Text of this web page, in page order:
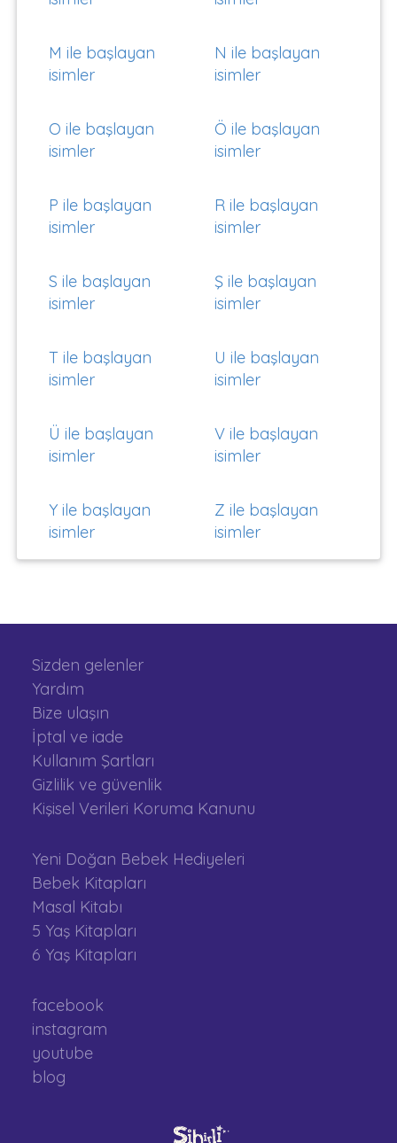
M ile başlayan
isimler
N ile başlayan
isimler
O ile başlayan
isimler
Ö ile başlayan
isimler
P ile başlayan
isimler
R ile başlayan
isimler
S ile başlayan
isimler
Ş ile başlayan
isimler
T ile başlayan
isimler
U ile başlayan
isimler
Ü ile başlayan
isimler
V ile başlayan
isimler
Y ile başlayan
isimler
Z ile başlayan
isimler
Sizden gelenler
Yardım
Bize ulaşın
İptal ve iade
Kullanım Şartları
Gizlilik ve güvenlik
Kişisel Verileri Koruma Kanunu
Yeni Doğan Bebek Hediyeleri
Bebek Kitapları
Masal Kitabı
5 Yaş Kitapları
6 Yaş Kitapları
facebook
instagram
youtube
blog